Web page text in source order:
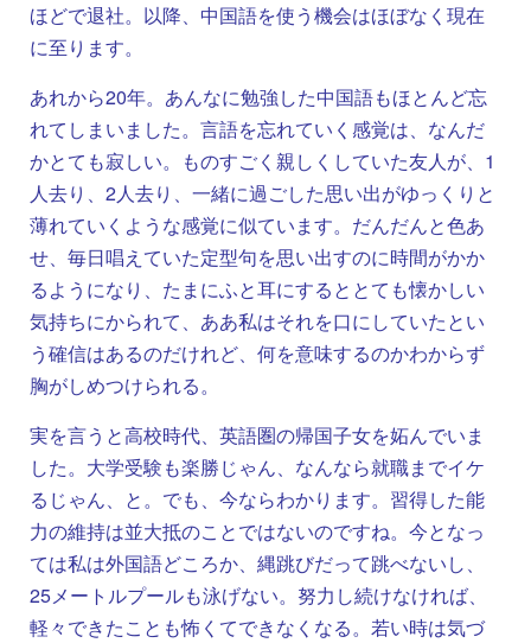
ほどで退社。以降、中国語を使う機会はほぼなく現在
に至ります。
あれから20年。あんなに勉強した中国語もほとんど忘
れてしまいました。言語を忘れていく感覚は、なんだ
かとても寂しい。ものすごく親しくしていた友人が、1
人去り、2人去り、一緒に過ごした思い出がゆっくりと
薄れていくような感覚に似ています。だんだんと色あ
せ、毎日唱えていた定型句を思い出すのに時間がかか
るようになり、たまにふと耳にするととても懐かしい
気持ちにかられて、ああ私はそれを口にしていたとい
う確信はあるのだけれど、何を意味するのかわからず
胸がしめつけられる。
実を言うと高校時代、英語圏の帰国子女を妬んでいま
した。大学受験も楽勝じゃん、なんなら就職までイケ
るじゃん、と。でも、今ならわかります。習得した能
力の維持は並大抵のことではないのですね。今となっ
ては私は外国語どころか、縄跳びだって跳べないし、
25メートルプールも泳げない。努力し続けなければ、
軽々できたことも怖くてできなくなる。若い時は気づ